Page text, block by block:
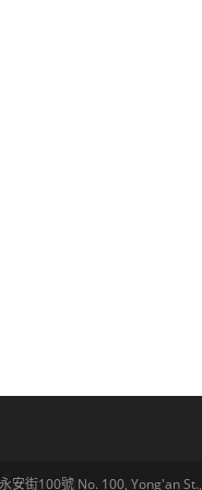
安街100號 No. 100, Yong'an